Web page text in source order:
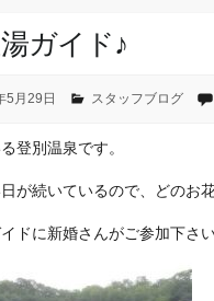
ガイド♪
5月29日 スタッフブログ
登別温泉です。
が続いているので、どのお
ドに新婚さんがご参加下さい